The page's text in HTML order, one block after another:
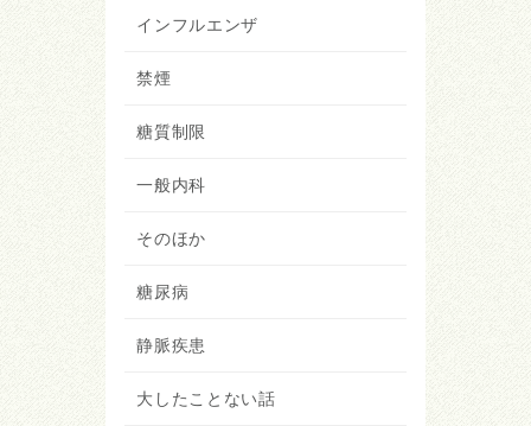
インフルエンザ
禁煙
糖質制限
一般内科
そのほか
糖尿病
静脈疾患
大したことない話